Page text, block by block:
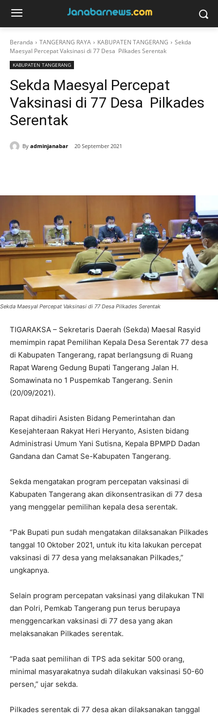
Beranda TANGERANG RAYA KABUPATEN TANGERANG
Sekda
Maesyal Percepat Vaksinasi di 77 Desa Pilkades Serentak
KABUPATEN TANGERANG
Sekda Maesyal Percepat
Vaksinasi di 77 Desa Pilkades
Serentak
By adminjanabar 20 September 2021
Sekda Maesyal Percepat Vaksinasi di 77 Desa Pilkades Serentak
TIGARAKSA – Sekretaris Daerah (Sekda) Maesal Rasyid
memimpin rapat Pemilihan Kepala Desa Serentak 77 desa
di Kabupaten Tangerang, rapat berlangsung di Ruang
Rapat Wareng Gedung Bupati Tangerang Jalan H.
Somawinata no 1 Puspemkab Tangerang. Senin
(20/09/2021).
Rapat dihadiri Asisten Bidang Pemerintahan dan
Kesejahteraan Rakyat Heri Heryanto, Asisten bidang
Administrasi Umum Yani Sutisna, Kepala BPMPD Dadan
Gandana dan Camat Se-Kabupaten Tangerang.
Sekda mengatakan program percepatan vaksinasi di
Kabupaten Tangerang akan dikonsentrasikan di 77 desa
yang menggelar pemilihan kepala desa serentak.
“Pak Bupati pun sudah mengatakan dilaksanakan Pilkades
tanggal 10 Oktober 2021, untuk itu kita lakukan percepat
vaksinasi di 77 desa yang melaksanakan Pilkades,”
ungkapnya.
Selain program percepatan vaksinasi yang dilakukan TNI
dan Polri, Pemkab Tangerang pun terus berupaya
menggencarkan vaksinasi di 77 desa yang akan
melaksanakan Pilkades serentak.
“Pada saat pemilihan di TPS ada sekitar 500 orang,
minimal masyarakatnya sudah dilakukan vaksinasi 50-60
persen,” ujar sekda.
Pilkades serentak di 77 desa akan dilaksanakan tanggal